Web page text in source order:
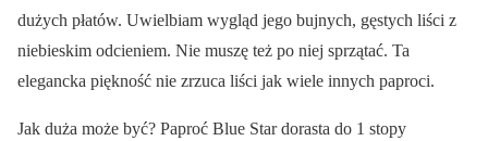
dużych płatów. Uwielbiam wygląd jego bujnych, gęstych liści z
niebieskim odcieniem. Nie muszę też po niej sprzątać. Ta
elegancka piękność nie zrzuca liści jak wiele innych paproci.
Jak duża może być? Paproć Blue Star dorasta do 1 stopy